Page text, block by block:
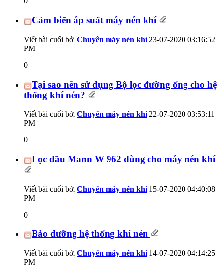
Cảm biến áp suất máy nén khí
Viết bài cuối bởi Chuyên máy nén khí23-07-2020 03:16:52
PM
0
Tại sao nên sử dụng Bộ lọc đường ống cho hệ
thống khí nén?
Viết bài cuối bởi Chuyên máy nén khí22-07-2020 03:53:11
PM
0
Lọc dầu Mann W 962 dùng cho máy nén khí
Viết bài cuối bởi Chuyên máy nén khí15-07-2020 04:40:08
PM
0
Bảo dưỡng hệ thống khí nén
Viết bài cuối bởi Chuyên máy nén khí14-07-2020 04:14:25
PM